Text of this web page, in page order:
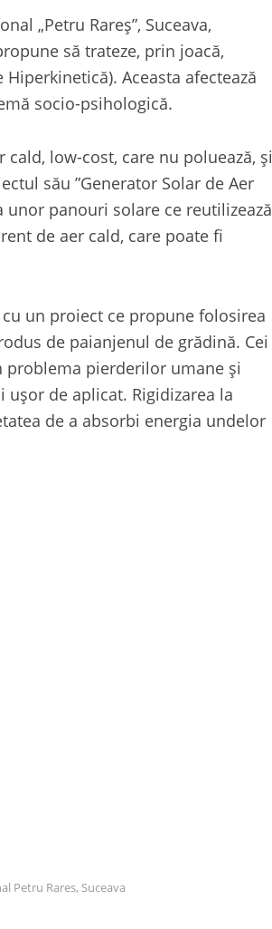
„Petru Rareş”, Suceava,
să trateze, prin joacă,
Aceasta afectează
socio-psihologică.
low-cost, care nu poluează, și
său ”Generator Solar de Aer
unor panouri solare ce reutilizează
de aer cald, care poate fi
cu un proiect ce propune folosirea
de paianjenul de grădină. Cei
problema pierderilor umane și
de aplicat. Rigidizarea la
de a absorbi energia undelor
Petru Rares, Suceava